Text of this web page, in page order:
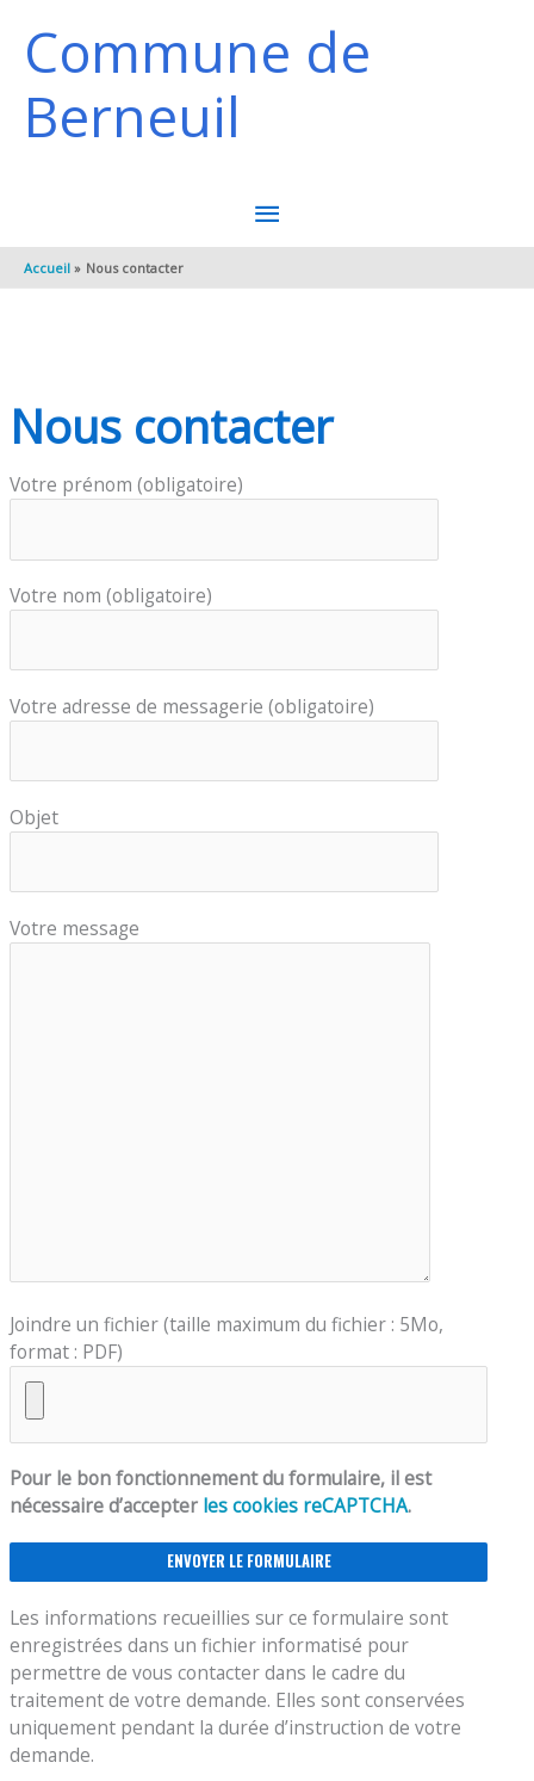
Commune de
Berneuil
MENU
Accueil Nous contacter
Nous contacter
Votre prénom (obligatoire)
Votre nom (obligatoire)
Votre adresse de messagerie (obligatoire)
Objet
Votre message
Joindre un fichier (taille maximum du fichier : 5Mo,
format : PDF)
Pour le bon fonctionnement du formulaire, il est
nécessaire d’accepter les cookies reCAPTCHA.
Les informations recueillies sur ce formulaire sont
enregistrées dans un fichier informatisé pour
permettre de vous contacter dans le cadre du
traitement de votre demande. Elles sont conservées
uniquement pendant la durée d’instruction de votre
demande.